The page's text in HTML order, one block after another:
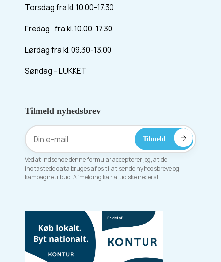
Torsdag fra kl. 10.00-17.30
Fredag -fra kl. 10.00-17.30
Lørdag fra kl. 09.30-13.00
Søndag - LUKKET
Tilmeld nyhedsbrev
Ved at indsende denne formular accepterer jeg, at de
indtastede data bruges af os til at sende nyhedsbreve og
kampagnetilbud. Afmelding kan altid ske nederst.